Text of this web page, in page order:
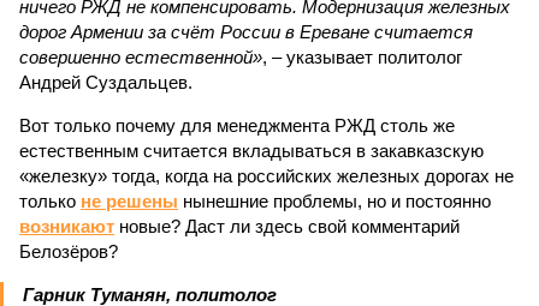
ничего РЖД не компенсировать. Модернизация железных
дорог Армении за счёт России в Ереване считается
совершенно естественной», – указывает политолог
Андрей Суздальцев.
Вот только почему для менеджмента РЖД столь же
естественным считается вкладываться в закавказскую
«железку» тогда, когда на российских железных дорогах не
только не решены нынешние проблемы, но и постоянно
возникают новые? Даст ли здесь свой комментарий
Белозёров?
Гарник Туманян, политолог